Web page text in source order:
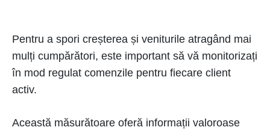
Pentru a spori creșterea și veniturile atragând mai
mulți cumpărători, este important să vă monitorizați
în mod regulat comenzile pentru fiecare client
activ.
Această măsurătoare oferă informații valoroase